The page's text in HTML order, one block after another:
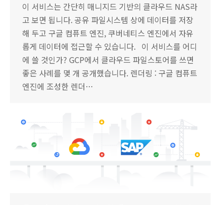
이 서비스는 간단히 매니지드 기반의 클라우드 NAS라
고 보면 됩니다. 공유 파일시스템 상에 데이터를 저장
해 두고 구글 컴퓨트 엔진, 쿠버네티스 엔진에서 자유
롭게 데이터에 접근할 수 있습니다. 이 서비스를 어디
에 쓸 것인가? GCP에서 클라우드 파일스토어를 쓰면
좋은 사례를 몇 개 공개했습니다. 렌더링 : 구글 컴퓨트
엔진에 조성한 렌더…